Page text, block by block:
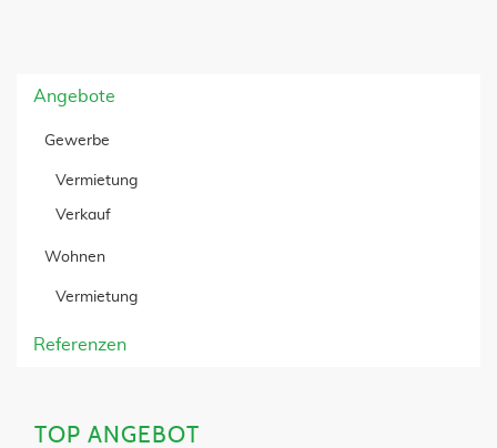
Angebote
Gewerbe
Vermietung
Verkauf
Wohnen
Vermietung
Referenzen
TOP ANGEBOT